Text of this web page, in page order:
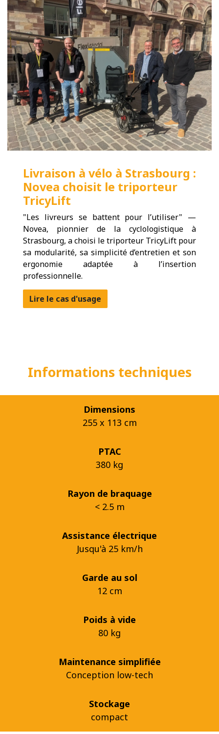
Livraison à vélo à Strasbourg :
Novea choisit le triporteur
TricyLift
"Les livreurs se battent pour l’utiliser" —
Novea, pionnier de la cyclologistique à
Strasbourg, a choisi le triporteur TricyLift pour
sa modularité, sa simplicité d’entretien et son
ergonomie adaptée à l’insertion
professionnelle.
Lire le cas d'usage
Informations techniques
Dimensions
255 x 113 cm
PTAC
380 kg
Rayon de braquage
< 2.5 m
Assistance électrique
Jusqu'à 25 km/h
Garde au sol
12 cm
Poids à vide
80 kg
Maintenance simplifiée
Conception low-tech
Stockage
compact